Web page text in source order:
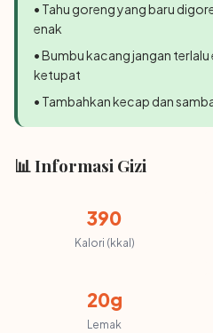
• Tahu goreng yang baru
enak
• Bumbu kacang jangan
ketupat
• Tambahkan kecap dan
📊 Informasi Gizi
390
Kalori (kkal)
20g
Lemak